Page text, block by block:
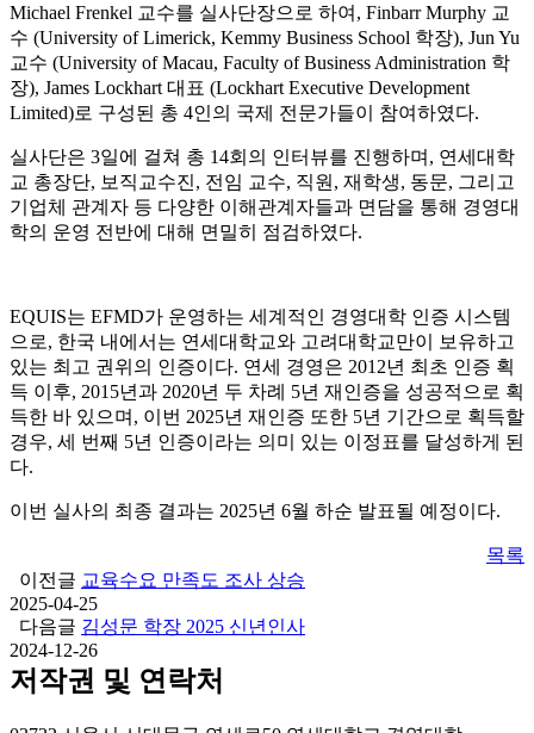
Michael Frenkel 교수를 실사단장으로 하여, Finbarr Murphy 교
수 (University of Limerick, Kemmy Business School 학장), Jun Yu
교수 (University of Macau, Faculty of Business Administration 학
장), James Lockhart 대표 (Lockhart Executive Development
Limited)로 구성된 총 4인의 국제 전문가들이 참여하였다.
실사단은 3일에 걸쳐 총 14회의 인터뷰를 진행하며, 연세대학
교 총장단, 보직교수진, 전임 교수, 직원, 재학생, 동문, 그리고
기업체 관계자 등 다양한 이해관계자들과 면담을 통해 경영대
학의 운영 전반에 대해 면밀히 점검하였다.
EQUIS는 EFMD가 운영하는 세계적인 경영대학 인증 시스템
으로, 한국 내에서는 연세대학교와 고려대학교만이 보유하고
있는 최고 권위의 인증이다. 연세 경영은 2012년 최초 인증 획
득 이후, 2015년과 2020년 두 차례 5년 재인증을 성공적으로 획
득한 바 있으며, 이번 2025년 재인증 또한 5년 기간으로 획득할
경우, 세 번째 5년 인증이라는 의미 있는 이정표를 달성하게 된
다.
이번 실사의 최종 결과는 2025년 6월 하순 발표될 예정이다.
목록
이전글 교육수요 만족도 조사 상승
2025-04-25
다음글 김성문 학장 2025 신년인사
2024-12-26
저작권 및 연락처